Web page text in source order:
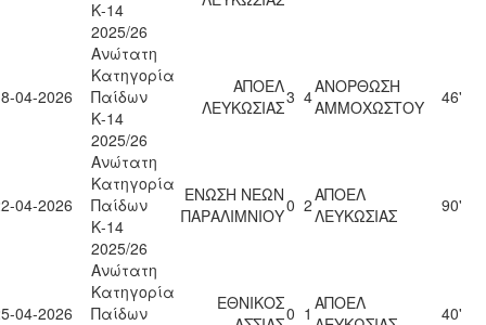
Κ-14
2025/26
04-2026
Ανώτατη
Κατηγορία
Παίδων
Κ-14
2025/26
ΑΠΟΕΛ
ΛΕΥΚΩΣΙΑΣ3 4ΑΝΟΡΘΩΣΗ
ΑΜΜΟΧΩΣΤΟΥ
46'
04-2026
Ανώτατη
Κατηγορία
Παίδων
Κ-14
2025/26
ΕΝΩΣΗ ΝΕΩΝ
ΠΑΡΑΛΙΜΝΙΟΥ0 2ΑΠΟΕΛ
ΛΕΥΚΩΣΙΑΣ
90'
04-2026
Ανώτατη
Κατηγορία
Παίδων
ΕΘΝΙΚΟΣ0 1 ΑΠΟΕΛ
40'